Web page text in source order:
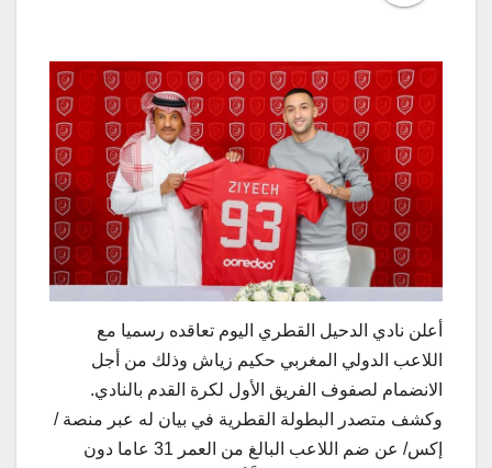
أعلن نادي الدحيل القطري اليوم تعاقده رسميا مع
اللاعب الدولي المغربي حكيم زياش وذلك من أجل
الانضمام لصفوف الفريق الأول لكرة القدم بالنادي.
وكشف متصدر البطولة القطرية في بيان له عبر منصة /
إكس/ عن ضم اللاعب البالغ من العمر 31 عاما دون